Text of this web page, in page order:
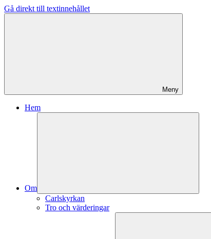
Gå direkt till textinnehållet
Meny
Hem
Om
Carlskyrkan
Tro och värderingar